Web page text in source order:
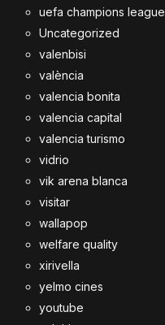
uefa champions league
Uncategorized
valenbisi
valència
valencia bonita
valencia capital
valencia turismo
vidrio
vik arena blanca
visitar
wallapop
welfare quality
xirivella
yelmo cines
youtube